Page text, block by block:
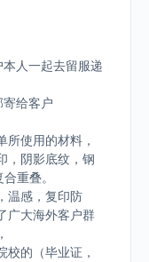
人一起去留服递
给客户
使用的材料，
，阴影底纹，钢
重叠。
温感，复印防
广大海外客户群
校的（毕业证，